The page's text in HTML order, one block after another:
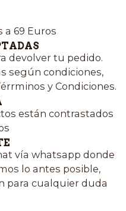
a 69 Euros
devolver tu pedido.
según condiciones,
y Condiciones.
están contrastados
vía whatsapp donde
lo antes posible,
para cualquier duda